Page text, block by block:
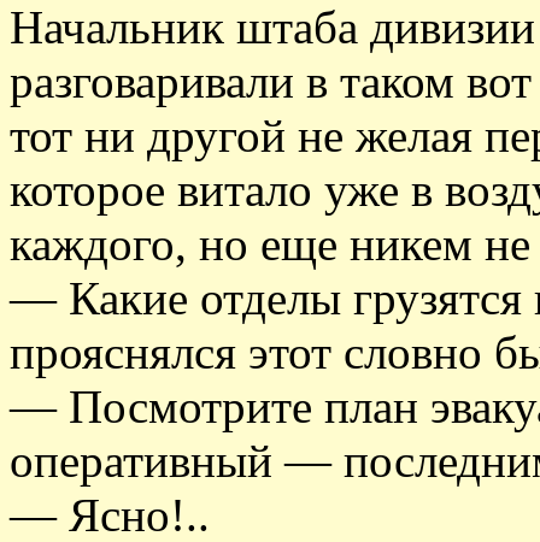
Начальник штаба
разговаривали в таком
тот ни другой не желая
которое витало уже в
каждого, но еще никем не
— Какие отделы
прояснялся этот словно
— Посмотрите план
оперативный —
— Ясно!..